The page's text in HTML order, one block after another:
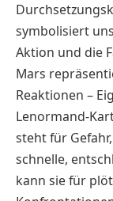
symbolisiert
Aktion und die
Mars
Reaktionen –
Lenormand-
steht für
schnelle,
kann sie für